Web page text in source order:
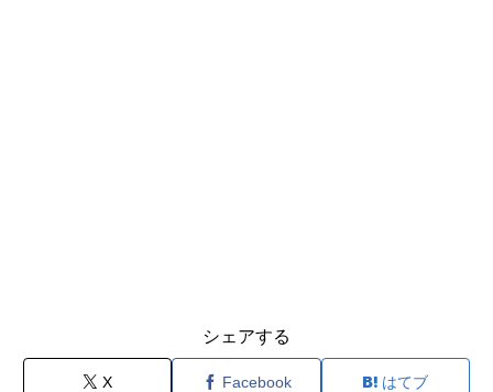
シェアする
X Facebook はてブ